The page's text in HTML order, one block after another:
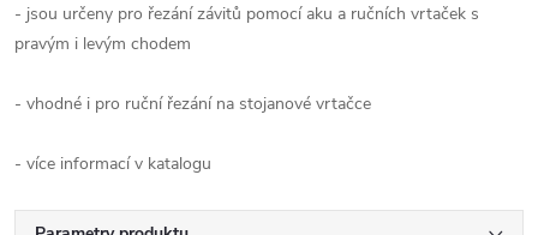
- jsou určeny pro řezání závitů pomocí aku a ručních vrtaček s
pravým i levým chodem
- vhodné i pro ruční řezání na stojanové vrtačce
- více informací v katalogu